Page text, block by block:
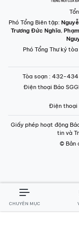
Phó Tổng Biên tập:
Trương Đức Nghĩa,
Phó Tổng Thư ký
Tòa soạn : 432-434
Điện thoại Báo
Điện thoại
Giấy phép hoạt động
tin và
© Bản
CHUYÊN MỤC